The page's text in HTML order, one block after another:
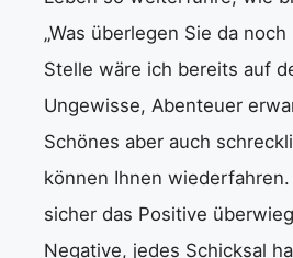
„Was überlegen Sie da
Stelle wäre ich bereits auf
Ungewisse, Abenteuer
Schönes aber auch
können Ihnen
sicher das Positive
Negative, jedes Schicksal